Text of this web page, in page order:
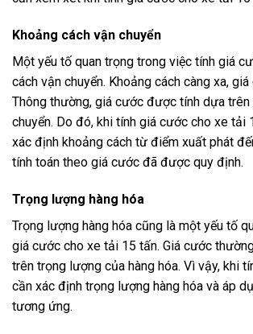
Khoảng cách vận chuyển
Một yếu tố quan trọng trong việc tính giá
cách vận chuyển. Khoảng cách càng xa,
Thông thường, giá cước được tính dựa
chuyển. Do đó, khi tính giá cước cho xe tải
xác định khoảng cách từ điểm xuất phát
tính toán theo giá cước đã được quy định.
Trọng lượng hàng hóa
Trọng lượng hàng hóa cũng là một yếu tố
giá cước cho xe tải 15 tấn. Giá cước
trên trọng lượng của hàng hóa. Vì vậy, khi
cần xác định trọng lượng hàng hóa và áp
tương ứng.